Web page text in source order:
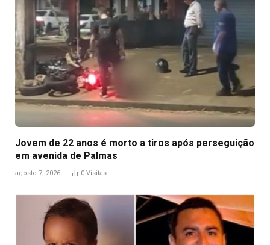
Jovem de 22 anos é morto a tiros após perseguição
em avenida de Palmas
agosto 7, 2026 0 Visitas